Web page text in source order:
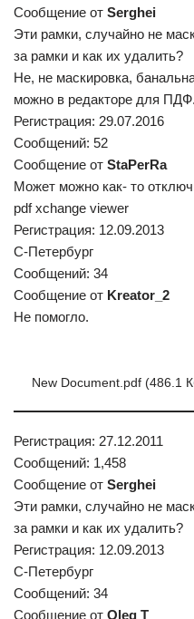
Сообщение от Serghei
Эти рамки, случайно не
за рамки и как их удалить?
Не, не маскировка,
можно в редакторе для ПДФ.
Регистрация: 29.07.2016
Сообщений: 52
Сообщение от StaPerRa
Может можно как- то
pdf xchange viewer
Регистрация: 12.09.2013
С-Петербург
Сообщений: 34
Сообщение от Kreator_2
Не помогло.
New Document.pdf (486.1
Регистрация: 27.12.2011
Сообщений: 1,458
Сообщение от Serghei
Эти рамки, случайно не
за рамки и как их удалить?
Регистрация: 12.09.2013
С-Петербург
Сообщений: 34
Сообщение от Oleg T